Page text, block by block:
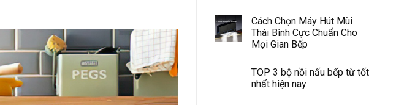
Cách Chọn Máy Hút Mùi
Thái Bình Cực Chuẩn Cho
Mọi Gian Bếp
TOP 3 bộ nồi nấu bếp từ tốt
nhất hiện nay